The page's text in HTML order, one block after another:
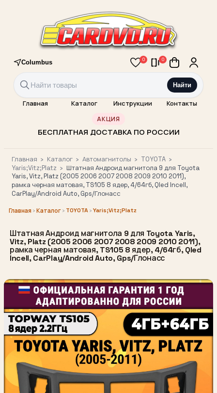
Columbus 0 0
Найти
Главная Каталог Инструкции Контакты
АКЦИЯ
БЕСПЛАТНАЯ ДОСТАВКА ПО РОССИИ
Главная › Каталог › Автомагнитолы › TOYOTA ›
Yaris;Vitz;Platz › Штатная Андроид магнитола 9 для Toyota
Yaris, Vitz, Platz (2005 2006 2007 2008 2009 2010 2011),
рамка черная матовая, TS105 8 ядер, 4/64гб, Qled Incell,
CarPlay/Android Auto, Gps/Глонасс
Главная ›Каталог› TOYOTA›Yaris;Vitz;Platz
Штатная Андроид магнитола 9 для Toyota Yaris,
Vitz, Platz (2005 2006 2007 2008 2009 2010 2011),
рамка черная матовая, TS105 8 ядер, 4/64гб, Qled
Incell, CarPlay/Android Auto, Gps/Глонасс